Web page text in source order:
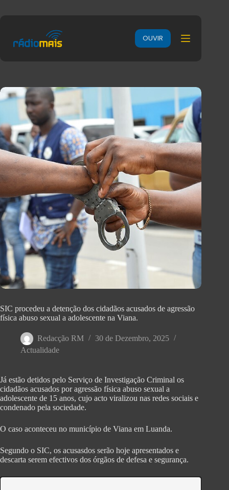
OUVIR
SIC procedeu a detenção dos cidadãos acusados de agressão
física abuso sexual a adolescente na Viana.
Redacção RM
30 de Dezembro, 2025
Actualidade
Já estão detidos pelo Serviço de Investigação Criminal os
cidadãos acusados por agressão física abuso sexual a
adolescente de 15 anos, cujo acto viralizou nas redes sociais e
condenado pela sociedade.
O caso aconteceu no município de Viana em Luanda.
Segundo o SIC, os acusasdos serão hoje apresentados e
descarta serem efectivos dos órgãos de defesa e segurança.